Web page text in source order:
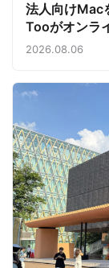
法人向けMac
Tooがオンラ
扱いをスター
2026.08.06